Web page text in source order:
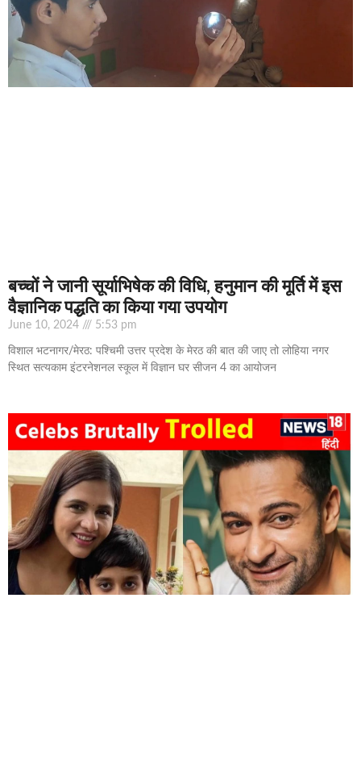
बच्चों ने जानी सूर्याभिषेक की विधि, हनुमान की मूर्ति में इस
वैज्ञानिक पद्धति का किया गया उपयोग
June 10, 2024 5:53 pm
विशाल भटनागर/मेरठ: पश्चिमी उत्तर प्रदेश के मेरठ की बात की जाए तो लोहिया नगर
स्थित सत्यकाम इंटरनेशनल स्कूल में विज्ञान घर सीजन 4 का आयोजन